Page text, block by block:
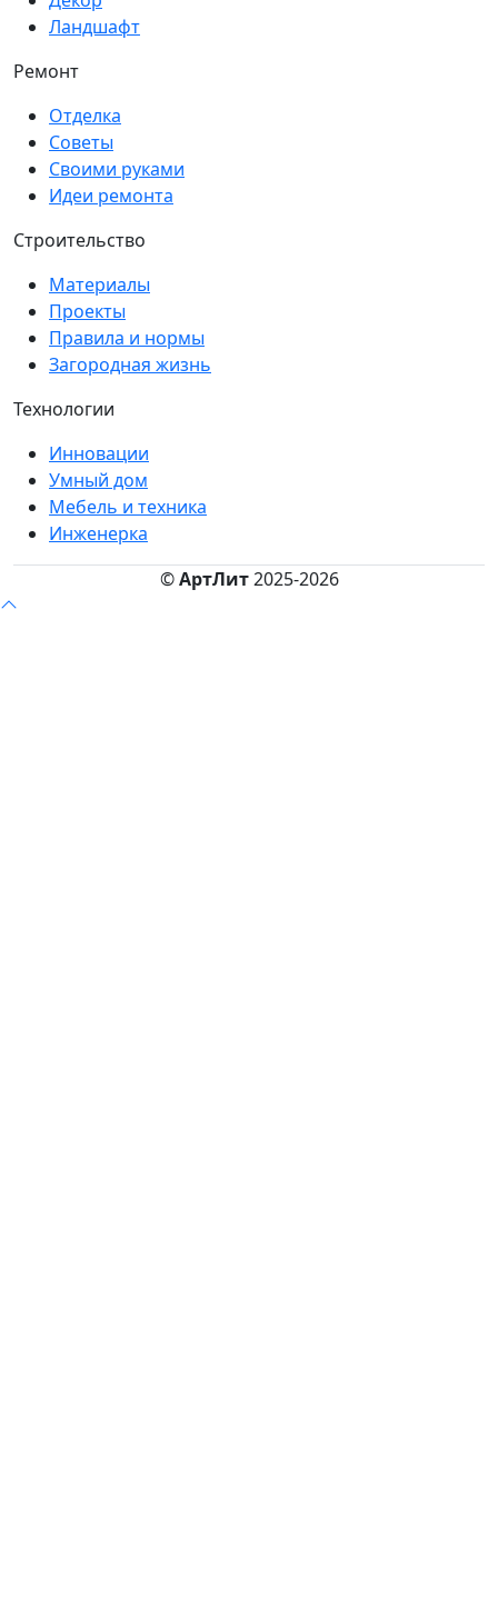
Ландшафт
Ремонт
Отделка
Советы
Своими руками
Идеи ремонта
Строительство
Материалы
Проекты
Правила и нормы
Загородная жизнь
Технологии
Инновации
Умный дом
Мебель и техника
Инженерка
©АртЛит2025-2026